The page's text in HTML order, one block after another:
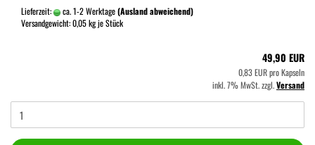
Lieferzeit: ca. 1-2 Werktage(Ausland abweichend)
Versandgewicht:0,05kg je Stück
49,90 EUR
0,83 EUR pro Kapseln
inkl. 7% MwSt. zzgl.Versand